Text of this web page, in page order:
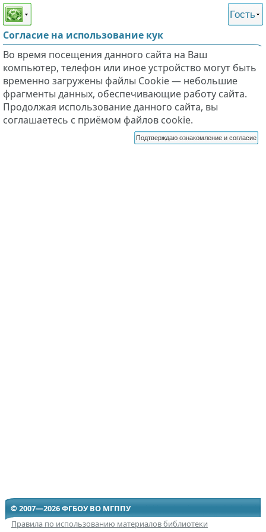
Этот сайт поддерживает
слабовидящих
Гость
Согласие на использование кук
Во время посещения данного сайта на Ваш
компьютер, телефон или иное устройство могут быть
временно загружены файлы Cookie — небольшие
фрагменты данных, обеспечивающие работу сайта.
Продолжая использование данного сайта, вы
соглашаетесь с приёмом файлов cookie.
Подтверждаю ознакомление и согласие
© 2007—2026 ФГБОУ ВО МГППУ
Правила по использованию материалов библиотеки